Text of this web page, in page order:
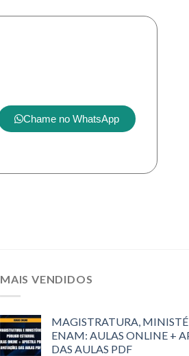
Chame no WhatsApp
MAIS VENDIDOS
MAGISTRATURA,
ENAM: AULAS ONLINE +
DAS AULAS PDF